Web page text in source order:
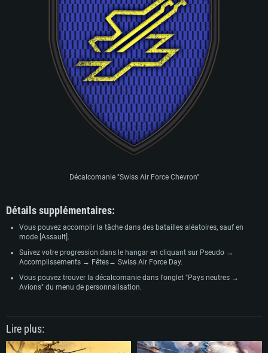
Décalcomanie "Swiss Air Force Chevron"
Détails supplémentaires:
Vous pouvez accomplir la tâche dans des batailles aléatoires, sauf en
mode [Assault].
Suivez votre progression dans le hangar en cliquant sur Pseudo →
Accomplissements → Fêtes→ Swiss Air Force Day.
Vous pouvez trouver la décalcomanie dans l'onglet "Pays neutres →
Avions" du menu de personnalisation.
Lire plus: